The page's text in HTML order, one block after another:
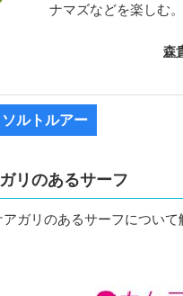
ナマズなどを楽しむ。
森
ソルトルアー
リのあるサーフ
ガリのあるサーフについて